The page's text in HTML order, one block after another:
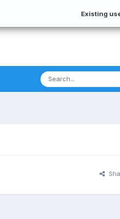
Existing